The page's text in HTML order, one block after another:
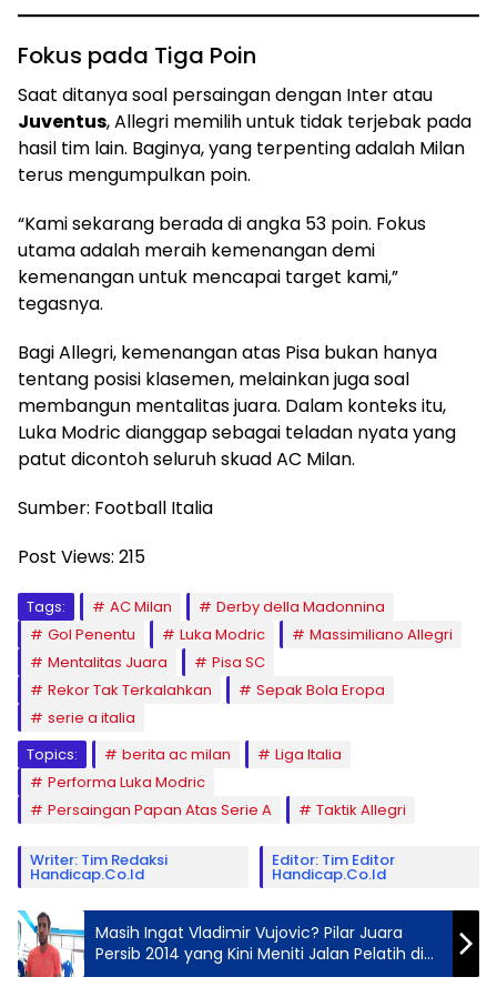
Fokus pada Tiga Poin
Saat ditanya soal persaingan dengan Inter atau
Juventus, Allegri memilih untuk tidak terjebak pada
hasil tim lain. Baginya, yang terpenting adalah Milan
terus mengumpulkan poin.
“Kami sekarang berada di angka 53 poin. Fokus
utama adalah meraih kemenangan demi
kemenangan untuk mencapai target kami,”
tegasnya.
Bagi Allegri, kemenangan atas Pisa bukan hanya
tentang posisi klasemen, melainkan juga soal
membangun mentalitas juara. Dalam konteks itu,
Luka Modric dianggap sebagai teladan nyata yang
patut dicontoh seluruh skuad AC Milan.
Sumber: Football Italia
Post Views: 215
Tags: AC Milan
Derby della Madonnina
Gol Penentu
Luka Modric
Massimiliano Allegri
Mentalitas Juara
Pisa SC
Rekor Tak Terkalahkan
Sepak Bola Eropa
serie a italia
Topics:
berita ac milan
Liga Italia
Performa Luka Modric
Persaingan Papan Atas Serie A
Taktik Allegri
Writer: Tim Redaksi
Handicap.co.id
Editor: Tim Editor
Handicap.co.id
Masih Ingat Vladimir Vujovic? Pilar Juara
Persib 2014 yang Kini Meniti Jalan Pelatih di
Thailand